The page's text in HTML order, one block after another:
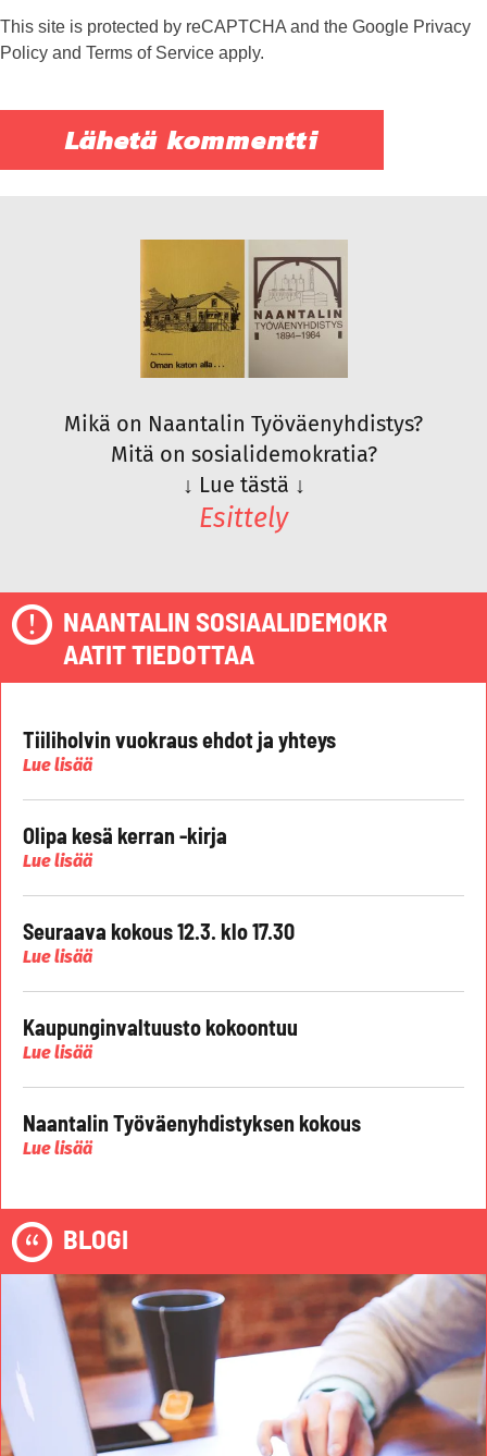
This site is protected by reCAPTCHA and the Google Privacy
Policy and Terms of Service apply.
Mikä on Naantalin Työväenyhdistys?
Mitä on sosialidemokratia?
↓ Lue tästä ↓
Esittely
NAANTALIN SOSIAALIDEMOKR
AATIT TIEDOTTAA
Tiiliholvin vuokraus ehdot ja yhteys
Lue lisää
Olipa kesä kerran -kirja
Lue lisää
Seuraava kokous 12.3. klo 17.30
Lue lisää
Kaupunginvaltuusto kokoontuu
Lue lisää
Naantalin Työväenyhdistyksen kokous
Lue lisää
BLOGI